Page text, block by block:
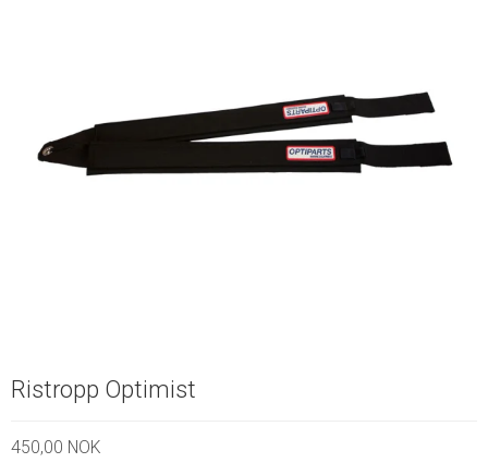
Ristropp Optimist
450,00 NOK